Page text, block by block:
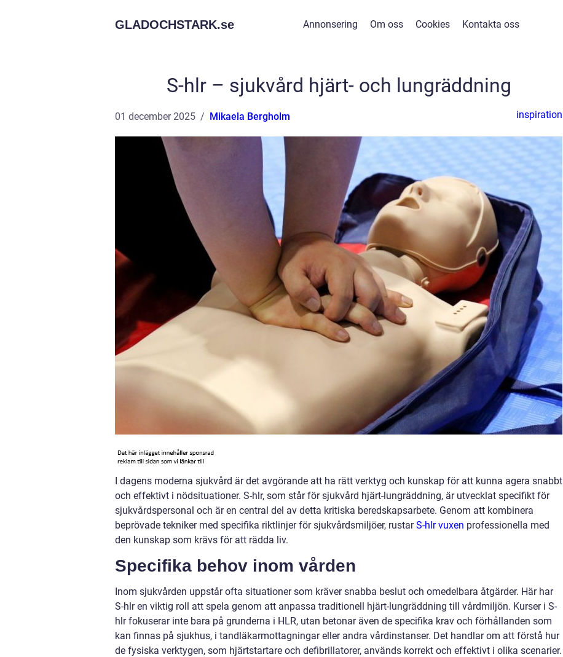
GLADOCHSTARK.se Annonsering Om oss Cookies Kontakta oss
S-hlr – sjukvård hjärt- och lungräddning
01 december 2025 Mikaela Bergholm inspiration
I dagens moderna sjukvård är det avgörande att ha rätt verktyg och kunskap för att kunna agera snabbt
och effektivt i nödsituationer. S-hlr, som står för sjukvård hjärt-lungräddning, är utvecklat specifikt för
sjukvårdspersonal och är en central del av detta kritiska beredskapsarbete. Genom att kombinera
beprövade tekniker med specifika riktlinjer för sjukvårdsmiljöer, rustarS-hlr vuxen professionella med
den kunskap som krävs för att rädda liv.
Specifika behov inom vården
Inom sjukvården uppstår ofta situationer som kräver snabba beslut och omedelbara åtgärder. Här har
S-hlr en viktig roll att spela genom att anpassa traditionell hjärt-lungräddning till vårdmiljön. Kurser i S-
hlr fokuserar inte bara på grunderna i HLR, utan betonar även de specifika krav och förhållanden som
kan finnas på sjukhus, i tandläkarmottagningar eller andra vårdinstanser. Det handlar om att förstå hur
de fysiska verktygen, som hjärtstartare och defibrillatorer, används korrekt och effektivt i olika scenarier.